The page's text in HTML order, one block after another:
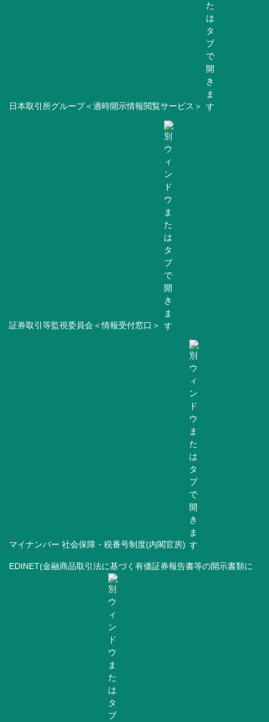
日本取引所グループ＜適時開示情報閲覧サービス＞
証券取引等監視委員会＜情報受付窓口＞
マイナンバー 社会保障・税番号制度(内閣官房)
EDINET(金融商品取引法に基づく有価証券報告書等の開示書類に